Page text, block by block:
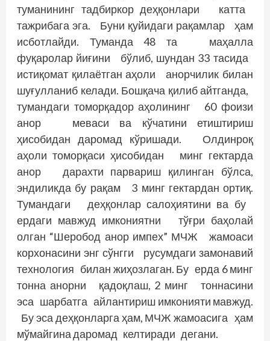
туманининг тадбиркор деҳқонлари катта
тажрибага эга. Буни қуйидаги рақамлар ҳам
исботлайди. Туманда 48 та маҳалла
фуқаролар йиғини бўлиб, шундан 33 тасида
истиқомат қилаётган аҳоли анорчилик билан
шуғулланиб келади. Бош­қача қилиб айтганда,
тумандаги томорқадор аҳолининг 60 фоизи
анор меваси ва кўчатини етиштириш
ҳисобидан даромад кўришади. Олдинроқ
аҳоли томорқаси ҳисобидан минг гектарда
анор дарахти парвариш қилинган бўлса,
эндиликда бу рақам 3 минг гектардан ортиқ.
Тумандаги деҳқонлар салоҳиятини ва бу
ердаги мавжуд имкониятни тўғри баҳолай
олган “Шеробод анор импех” МЧЖ жамоаси
корхонасини энг сўнг­ги русумдаги замонавий
технология билан жиҳозлаган. Бу ерда 6 минг
тонна анорни қадоқлаш, 2 минг тоннасини
эса шарбатга айлантириш имконияти мавжуд.
Бу эса деҳқонларга ҳам, МЧЖ жамоасига ҳам
мўмайгина даромад келтиради дегани.